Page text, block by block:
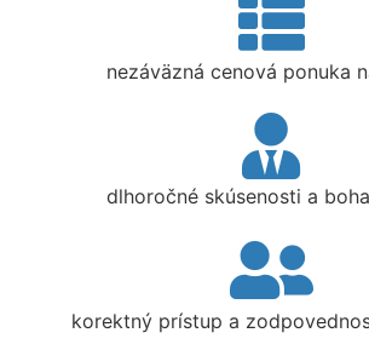
nezáväzná cenová ponuka
dlhoročné skúsenosti a
korektný prístup a